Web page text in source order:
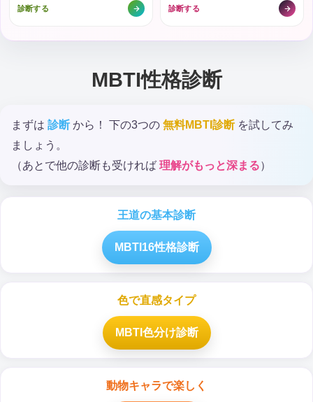
診断する 診断する
MBTI性格診断
まずは 診断 から！ 下の3つの 無料MBTI診断を試してみ
ましょう。
（あとで他の診断も受ければ 理解がもっと深まる）
王道の基本診断
MBTI16性格診断
色で直感タイプ
MBTI色分け診断
動物キャラで楽しく